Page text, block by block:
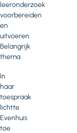
leeronderzoek
voorbereiden
en
uitvoeren.
Belangrijk
thema
In
haar
toespraak
lichtte
Evenhuis
toe